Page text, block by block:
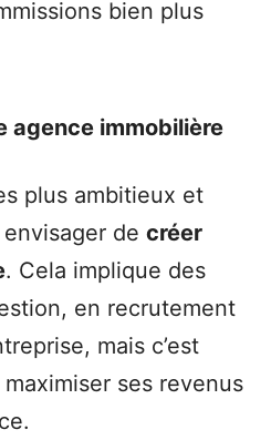
bien plus
agence immobilière
plus ambitieux et
de créer
. Cela implique des
en recrutement
mais c’est
ses revenus